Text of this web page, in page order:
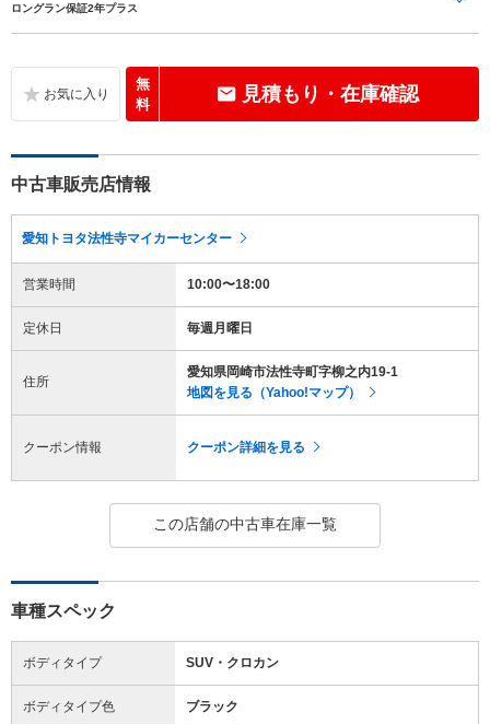
ロングラン保証2年プラス
無
料
見積もり・在庫確認
中古車販売店情報
愛知トヨタ法性寺マイカーセンター
営業時間 10:00〜18:00
定休日 毎週月曜日
住所
愛知県岡崎市法性寺町字柳之内19-1
地図を見る（Yahoo!マップ）
クーポン情報 クーポン詳細を見る
この店舗の中古車在庫一覧
車種スペック
ボディタイプ SUV・クロカン
ボディタイプ色 ブラック